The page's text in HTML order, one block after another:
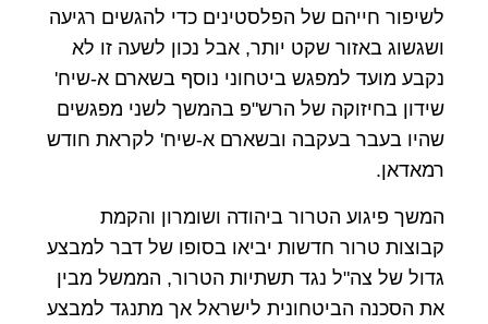
לשיפור חייהם של הפלסטינים כדי להגשים רגיעה
ושגשוג באזור שקט יותר, אבל נכון לשעה זו לא
נקבע מועד למפגש ביטחוני נוסף בשארם א-שיח'
שידון בחיזוקה של הרש"פ בהמשך לשני מפגשים
שהיו בעבר בעקבה ובשארם א-שיח' לקראת חודש
רמאדאן.
המשך פיגוע הטרור ביהודה ושומרון והקמת
קבוצות טרור חדשות יביאו בסופו של דבר למבצע
גדול של צה"ל נגד תשתיות הטרור, הממשל מבין
את הסכנה הביטחונית לישראל אך מתנגד למבצע